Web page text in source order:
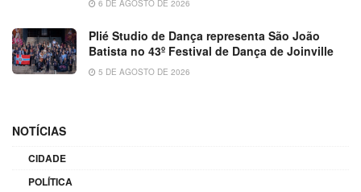
6 DE AGOSTO DE 2026
Plié Studio de Dança representa São João
Batista no 43º Festival de Dança de Joinville
5 DE AGOSTO DE 2026
NOTÍCIAS
CIDADE
POLÍTICA